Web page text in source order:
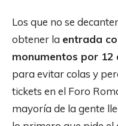
Los que no se
obtener la entrada
monumentos por 12
para evitar colas y
tickets en el Foro
mayoría de la gente